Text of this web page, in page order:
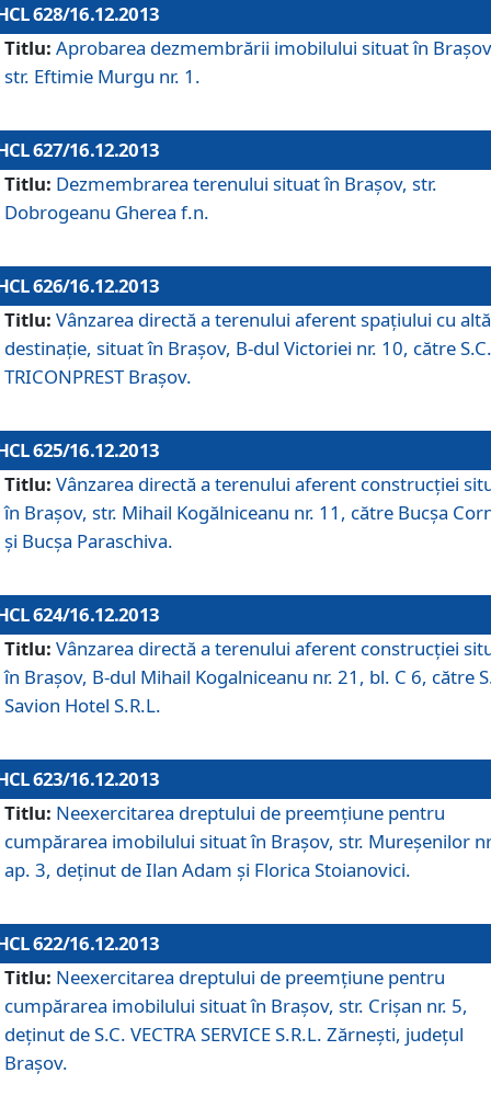
628/16.12.2013
Titlu: Aprobarea dezmembrării imobilului situat în
str. Eftimie Murgu nr. 1.
627/16.12.2013
Titlu: Dezmembrarea terenului situat în Braşov, str.
Dobrogeanu Gherea f.n.
626/16.12.2013
Titlu: Vânzarea directă a terenului aferent spaţiului cu altă
destinaţie, situat în Braşov, B-dul Victoriei nr. 10, către S.C.
TRICONPREST Braşov.
625/16.12.2013
Titlu: Vânzarea directă a terenului aferent construcţiei
în Braşov, str. Mihail Kogălniceanu nr. 11, către Bucşa
şi Bucşa Paraschiva.
624/16.12.2013
Titlu: Vânzarea directă a terenului aferent construcţiei
în Braşov, B-dul Mihail Kogalniceanu nr. 21, bl. C 6, către
Savion Hotel S.R.L.
623/16.12.2013
Titlu: Neexercitarea dreptului de preemţiune pentru
cumpărarea imobilului situat în Braşov, str. Mureşenilor
ap. 3, deţinut de Ilan Adam şi Florica Stoianovici.
622/16.12.2013
Titlu: Neexercitarea dreptului de preemţiune pentru
cumpărarea imobilului situat în Braşov, str. Crişan nr. 5,
deţinut de S.C. VECTRA SERVICE S.R.L. Zărneşti, judeţul
Braşov.